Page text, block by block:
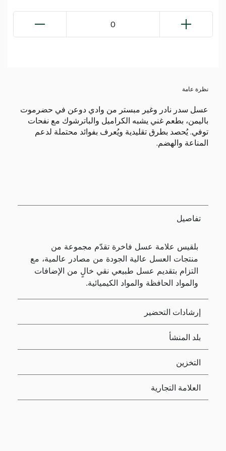
0
نظرة عامة
عسل سدر نادر وغير مبستر من وادي دوعن في حضرموت
باليمن، بطعم غني يشبه الكراميل والباترشوك مع نفحات
توفي. يُحصد بطرق تقليدية ويُعرف بفوائد محتملة لدعم
المناعة والهضم.
تفاصيل
بلقيس علامة عسل فاخرة تقدّم مجموعة من
منتجات العسل عالية الجودة من مصادر عالمية، مع
التزام بتقديم عسل طبيعي نقي خالٍ من الإضافات
والمواد الحافظة والمواد الكيميائية.
إرشادات التحضير
بلد المنشأ
التخزين
العلامة التجارية